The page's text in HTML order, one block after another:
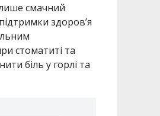
смачний
здоров’я
стоматиті та
біль у горлі та